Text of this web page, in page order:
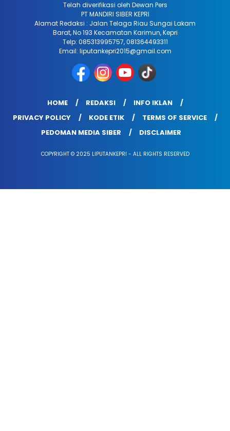
Telah diverifikasi oleh Dewan Pers
PT MANDIRI SIBER KEPRI
Alamat Redaksi : Jalan Telaga Riau Sungai Lakam
Barat, No 193 Kecamatan Karimun, Kepri
Telp: 085313995757, 081364493311
Email: liputankepri2015@gmail.com
HOME REDAKSI
INFO IKLAN
PRIVACY POLICY
KODE ETIK
TERMS OF SERVICE
PEDOMAN MEDIA SIBER
DISCLAIMER
COPYRIGHT © 2025 LIPUTANKEPRI - ALL RIGHTS RESERVED